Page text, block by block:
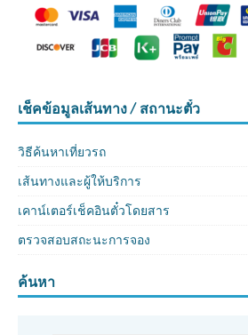
เช็คข้อมูลเส้นทาง / สถานะตั๋ว
วิธีค้นหาเที่ยวรถ
เส้นทางและผู้ให้บริการ
เคาน์เตอร์เช็คอินตั๋วโดยสาร
ตรวจสอบสถะนะการจอง
ค้นหา